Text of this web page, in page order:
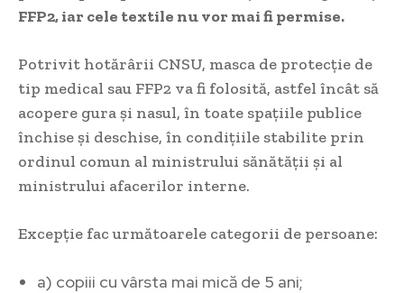
FFP2, iar cele textile nu vor mai fi permise.
Potrivit hotărârii CNSU, masca de protecție de
tip medical sau FFP2 va fi folosită, astfel încât să
acopere gura și nasul, în toate spațiile publice
închise și deschise, în condițiile stabilite prin
ordinul comun al ministrului sănătății și al
ministrului afacerilor interne.
Excepție fac următoarele categorii de persoane:
a) copiii cu vârsta mai mică de 5 ani;